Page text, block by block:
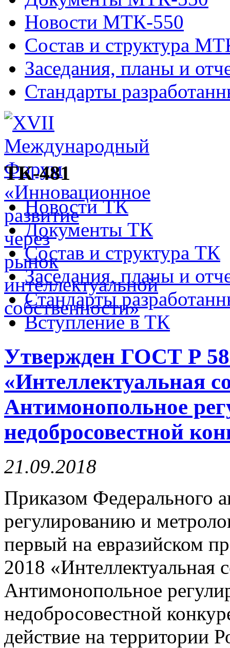
Новости МТК-550
Состав и структура
Заседания, планы и
Стандарты
ТК-481
Новости ТК
Документы ТК
Состав и структура ТК
Заседания, планы и
Стандарты
Вступление в ТК
Утвержден ГОСТ Р
«Интеллектуальная
Антимонопольное
недобросовестной
21.09.2018
Приказом Федерального
регулированию и
первый на евразийском
2018 «Интеллектуальная
Антимонопольное
недобросовестной
действие на территории